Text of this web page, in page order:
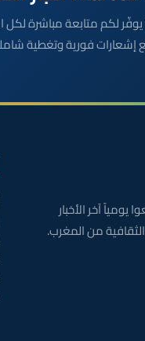
تطبيق أخبار المغرب 24 يوفّر لكم
إشعارات فورية وتغطية
آخر الأخبار
من المغرب.